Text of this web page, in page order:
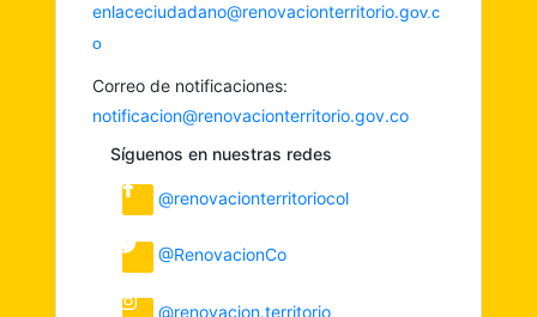
enlaceciudadano@renovacionterritorio.gov.c
o
Correo de notificaciones:
notificacion@renovacionterritorio.gov.co
Síguenos en nuestras redes
@renovacionterritoriocol
@RenovacionCo
@renovacion.territorio